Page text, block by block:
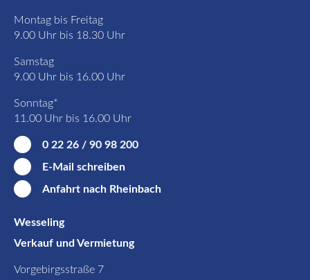
Montag bis Freitag
9.00 Uhr bis 18.30 Uhr
Samstag
9.00 Uhr bis 16.00 Uhr
Sonntag*
11.00 Uhr bis 16.00 Uhr
0 22 26 / 90 98 200
E-Mail schreiben
Anfahrt nach Rheinbach
Wesseling
Verkauf und Vermietung
Vorgebirgsstraße 7